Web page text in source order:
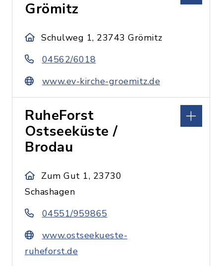
Grömitz
Schulweg 1, 23743 Grömitz
04562/6018
www.ev-kirche-groemitz.de
RuheForst
Ostseeküste /
Brodau
Zum Gut 1, 23730
Schashagen
04551/959865
www.ostseekueste-
ruheforst.de